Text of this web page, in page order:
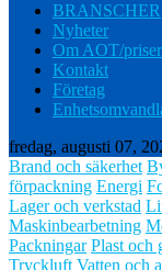
BRANSCHER
Nyheter
Om AOT/priser
Kontakt
Företag
fredag, augusti 07,
Brand och säkerhet
förpackning Energi
Lager och verkstad
Maskinbearbetning
Packningar Plast och
Tryckluft Vatten och